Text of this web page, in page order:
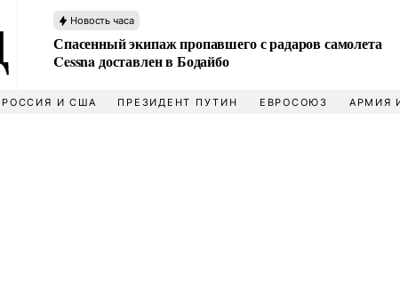
Новость часа
Спасенный экипаж пропавшего с радаров самолета
Cessna доставлен в Бодайбо
РОССИЯ И США ПРЕЗИДЕНТ ПУТИН ЕВРОСОЮЗ АРМИЯ